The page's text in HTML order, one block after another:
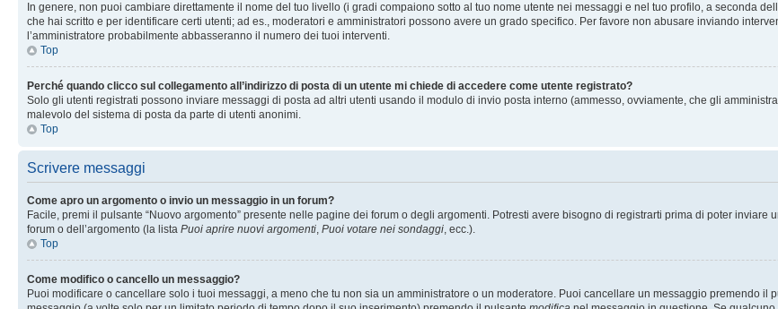
In genere, non puoi cambiare direttamente il nome del tuo livello (i gradi compaiono sotto al tuo nome utente nei messaggi e nel tuo profilo, a seconda
che hai scritto e per identificare certi utenti; ad es., moderatori e amministratori possono avere un grado specifico. Per favore non abusare inviando
l’amministratore probabilmente abbasseranno il numero dei tuoi interventi.
Top
Perché quando clicco sul collegamento all’indirizzo di posta di un utente mi chiede di accedere come utente registrato?
Solo gli utenti registrati possono inviare messaggi di posta ad altri utenti usando il modulo di invio posta interno (ammesso, ovviamente, che gli
malevolo del sistema di posta da parte di utenti anonimi.
Top
Scrivere messaggi
Come apro un argomento o invio un messaggio in un forum?
Facile, premi il pulsante “Nuovo argomento” presente nelle pagine dei forum o degli argomenti. Potresti avere bisogno di registrarti prima di poter
forum o dell’argomento (la lista Puoi aprire nuovi argomenti, Puoi votare nei sondaggi, ecc.).
Top
Come modifico o cancello un messaggio?
Puoi modificare o cancellare solo i tuoi messaggi, a meno che tu non sia un amministratore o un moderatore. Puoi cancellare un messaggio premendo